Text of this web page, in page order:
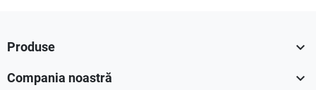
Produse 
Compania noastră 